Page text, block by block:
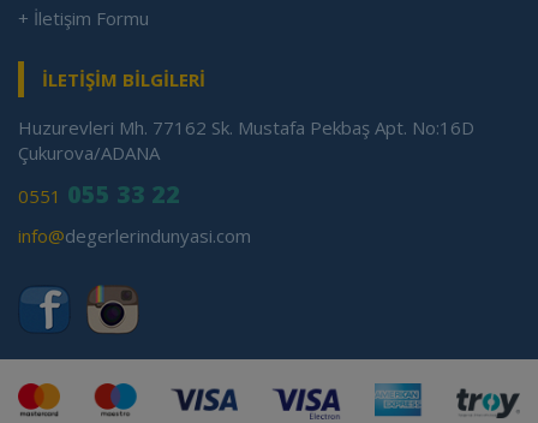
+ İletişim Formu
İLETİŞİM BİLGİLERİ
Huzurevleri Mh. 77162 Sk. Mustafa Pekbaş Apt. No:16D
Çukurova/ADANA
0551 055 33 22
info@degerlerindunyasi.com